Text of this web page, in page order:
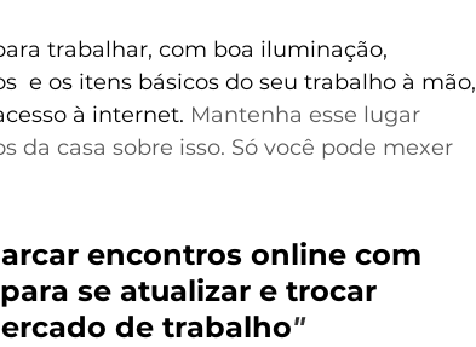
trabalhar, com boa iluminação,
e os itens básicos do seu trabalho à mão,
à internet. Mantenha esse lugar
da casa sobre isso. Só você pode mexer
encontros online com
se atualizar e trocar
de trabalho"